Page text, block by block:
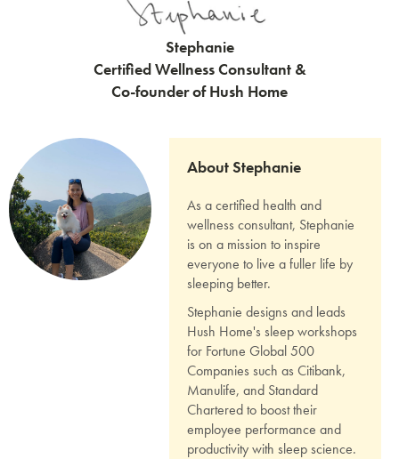
Stephanie
Certified Wellness Consultant &
Co-founder of Hush Home
About Stephanie
As a certified health and
wellness consultant, Stephanie
is on a mission to inspire
everyone to live a fuller life by
sleeping better.
Stephanie designs and leads
Hush Home's sleep workshops
for Fortune Global 500
Companies such as Citibank,
Manulife, and Standard
Chartered to boost their
employee performance and
productivity with sleep science.